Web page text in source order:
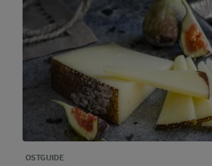
OSTGUIDE